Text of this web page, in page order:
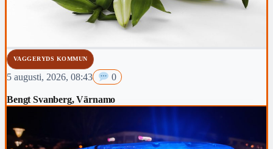
VAGGERYDS KOMMUN
5 augusti, 2026, 08:43 0
Bengt Svanberg, Värnamo